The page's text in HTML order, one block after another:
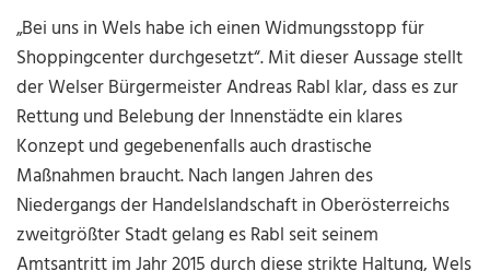
„Bei uns in Wels habe ich einen Widmungsstopp für
Shoppingcenter durchgesetzt“. Mit dieser Aussage stellt
der Welser Bürgermeister Andreas Rabl klar, dass es zur
Rettung und Belebung der Innenstädte ein klares
Konzept und gegebenenfalls auch drastische
Maßnahmen braucht. Nach langen Jahren des
Niedergangs der Handelslandschaft in Oberösterreichs
zweitgrößter Stadt gelang es Rabl seit seinem